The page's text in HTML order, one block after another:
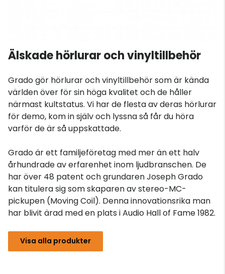
Älskade hörlurar och vinyltillbehör
Grado gör hörlurar och vinyltillbehör som är kända
världen över för sin höga kvalitet och de håller
närmast kultstatus. Vi har de flesta av deras hörlurar
för demo, kom in själv och lyssna så får du höra
varför de är så uppskattade.
Grado är ett familjeföretag med mer än ett halv
århundrade av erfarenhet inom ljudbranschen. De
har över 48 patent och grundaren Joseph Grado
kan titulera sig som skaparen av stereo-MC-
pickupen (Moving Coil). Denna innovationsrika man
har blivit ärad med en plats i Audio Hall of Fame 1982.
Visa alla produkter